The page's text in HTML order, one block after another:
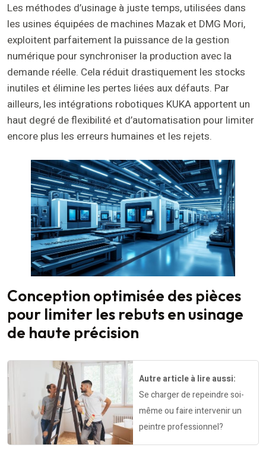
Les méthodes d’usinage à juste temps, utilisées dans
les usines équipées de machines Mazak et DMG Mori,
exploitent parfaitement la puissance de la gestion
numérique pour synchroniser la production avec la
demande réelle. Cela réduit drastiquement les stocks
inutiles et élimine les pertes liées aux défauts. Par
ailleurs, les intégrations robotiques KUKA apportent un
haut degré de flexibilité et d’automatisation pour limiter
encore plus les erreurs humaines et les rejets.
Conception optimisée des pièces
pour limiter les rebuts en usinage
de haute précision
Autre article à lire aussi:
Se charger de repeindre soi-
même ou faire intervenir un
peintre professionnel?